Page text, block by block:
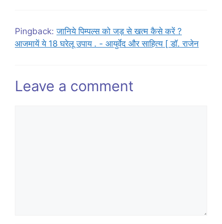
Pingback:जानिये पिम्पल्स को जड़ से खत्म कैसे करें ?
आजमायें ये 18 घरेलू उपाय . - आयुर्वेद और साहित्य [ डॉ. राजेन
Leave a comment